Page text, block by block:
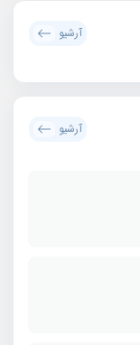
آرشیو
آرشیو